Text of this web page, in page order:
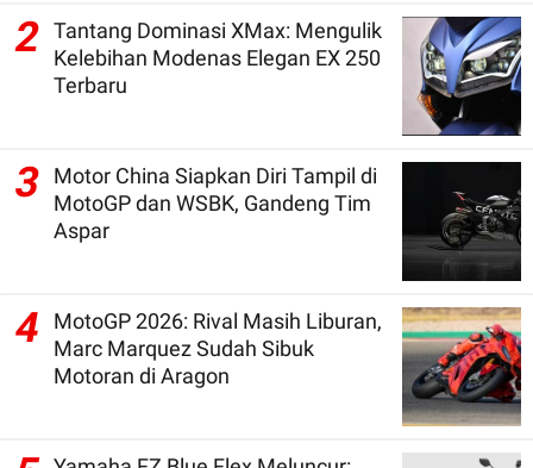
2 Tantang Dominasi XMax: Mengulik
Kelebihan Modenas Elegan EX 250
Terbaru
3
Motor China Siapkan Diri Tampil di
MotoGP dan WSBK, Gandeng Tim
Aspar
4
MotoGP 2026: Rival Masih Liburan,
Marc Marquez Sudah Sibuk
Motoran di Aragon